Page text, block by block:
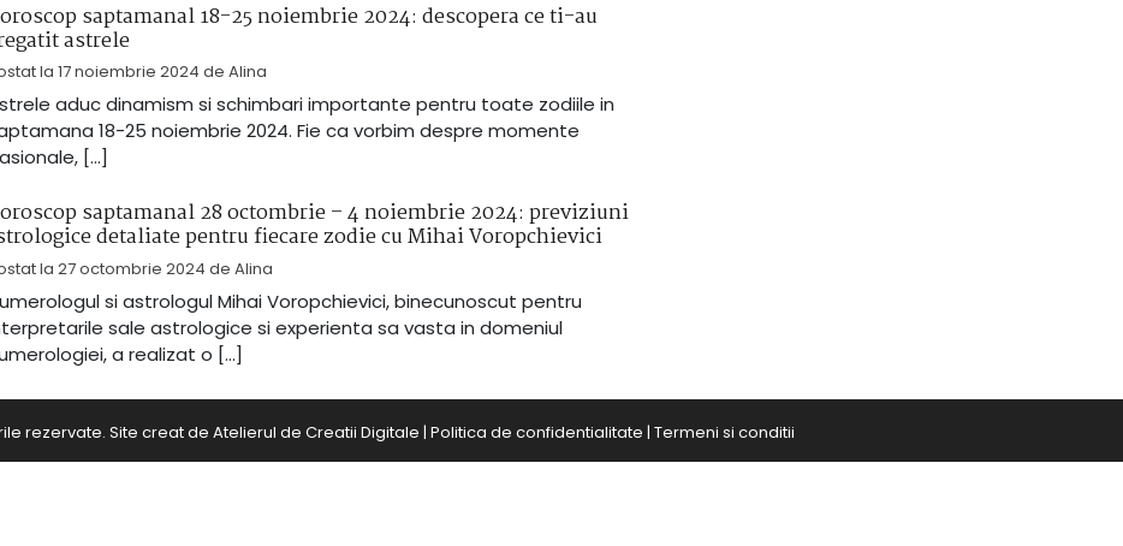
saptamanal 18-25 noiembrie 2024: descopera ce ti-au
astrele
la 17 noiembrie 2024 de Alina
aduc dinamism si schimbari importante pentru toate zodiile in
18-25 noiembrie 2024. Fie ca vorbim despre momente
[…]
saptamanal 28 octombrie – 4 noiembrie 2024: previziuni
detaliate pentru fiecare zodie cu Mihai Voropchievici
la 27 octombrie 2024 de Alina
si astrologul Mihai Voropchievici, binecunoscut pentru
sale astrologice si experienta sa vasta in domeniul
a realizat o […]
rezervate. Site creat de Atelierul de Creatii Digitale | Politica de confidentialitate | Termeni si conditii